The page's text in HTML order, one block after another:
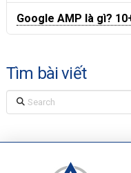
Google AMP là gì?
Tìm bài viết
Search